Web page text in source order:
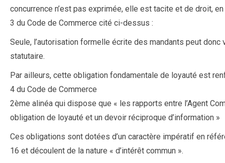
concurrence n’est pas exprimée, elle est tacite et de droit,
3 du Code de Commerce cité ci-dessus :
Seule, l’autorisation formelle écrite des mandants peut
statutaire.
Par ailleurs, cette obligation fondamentale de loyauté est
4 du Code de Commerce
2ème alinéa qui dispose que « les rapports entre l’Agent
obligation de loyauté et un devoir réciproque d’information »
Ces obligations sont dotées d’un caractère impératif en
16 et découlent de la nature « d’intérêt commun ».